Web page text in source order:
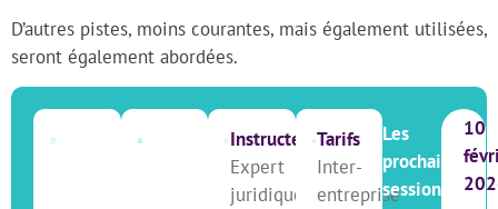
D’autres pistes, moins courantes, mais également utilisées,
seront également abordées.
Instructeur
Expert
juridique
Tarifs
Inter-
entreprise
Les
prochaines
sessions
10